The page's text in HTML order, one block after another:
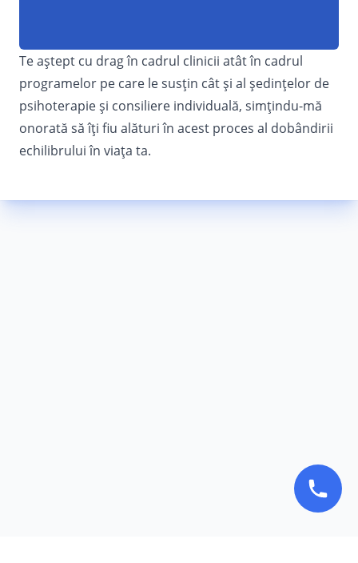
Te aștept cu drag în cadrul clinicii atât în cadrul
programelor pe care le susțin cât și al ședințelor de
psihoterapie și consiliere individuală, simțindu-mă
onorată să îți fiu alături în acest proces al dobândirii
echilibrului în viața ta.